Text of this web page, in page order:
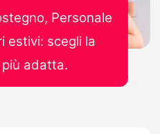
Personale
estivi: scegli la
adatta.